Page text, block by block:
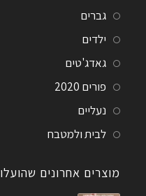
גברים
ילדים
גאדג'טים
פורים 2020
נעליים
לבית ולמטבח
מוצרים אחרונים שהועלו